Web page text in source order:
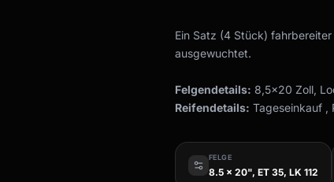
Ein Satz (4 Stück)
ausgewuchtet.
Felgendetails: 8,5x20 Zoll,
Reifendetails: Tageseinkauf ,
FELGE
8.5 x 20", ET 35, LK 112